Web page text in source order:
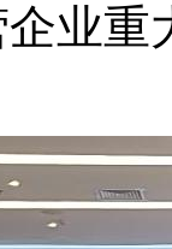
业重